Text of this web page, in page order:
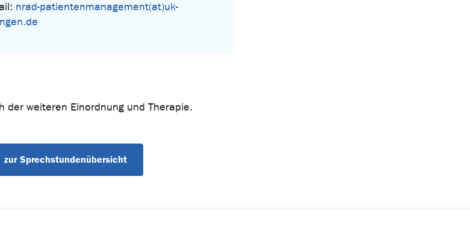
nrad-patientenmanagement(at)uk-
weiteren Einordnung und Therapie.
zur Sprechstundenübersicht